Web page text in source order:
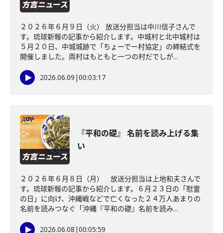
２０２６年６月９日（火） 放送分担当は中川信子さんで
す。琉球新報の記事から紹介します。中城村と北中城村は
５月２０日、中城城跡で「ちょーでー村協定」の締結式を
開催しました。両村はもともと一つの村だでしが...
2026.06.09 |00:03:17
『平和の礎』 名前を読み上げる集
い
２０２６年６月８日（月） 放送分担当は上地和夫さんで
す。琉球新報の記事から紹介します。６月２３日の「慰霊
の日」に向け、沖縄戦などで亡くなった２４万人あまりの
名前を読みつなぐ「沖縄『平和の礎』名前を読み...
2026.06.08 |00:05:59